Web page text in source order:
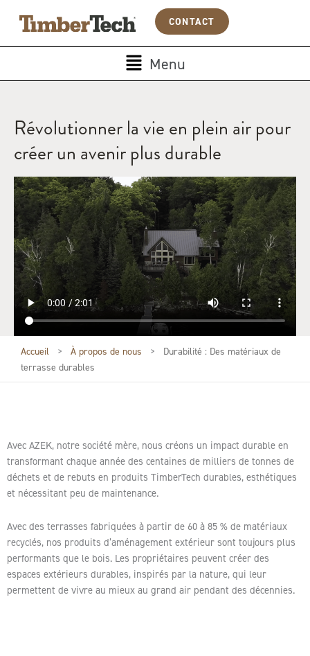
CONTACT
Main
Menu
Menu
Révolutionner la vie en plein air pour
créer un avenir plus durable
Accueil > À propos de nous > Durabilité : Des matériaux de
terrasse durables
Avec AZEK, notre société mère, nous créons un impact durable en
transformant chaque année des centaines de milliers de tonnes de
déchets et de rebuts en produits TimberTech durables, esthétiques
et nécessitant peu de maintenance.
Avec des terrasses fabriquées à partir de 60 à 85 % de matériaux
recyclés, nos produits d’aménagement extérieur sont toujours plus
performants que le bois. Les propriétaires peuvent créer des
espaces extérieurs durables, inspirés par la nature, qui leur
permettent de vivre au mieux au grand air pendant des décennies.